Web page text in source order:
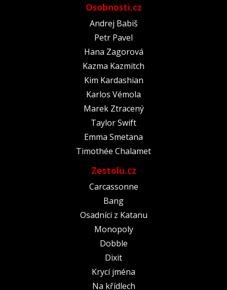
Osobnosti.cz
Andrej Babiš
Petr Pavel
Hana Zagorová
Kazma Kazmitch
Kim Kardashian
Karlos Vémola
Marek Ztracený
Taylor Swift
Emma Smetana
Timothée Chalamet
Zestolu.cz
Carcassonne
Bang
Osadníci z Katanu
Monopoly
Dobble
Dixit
Krycí jména
Na křídlech